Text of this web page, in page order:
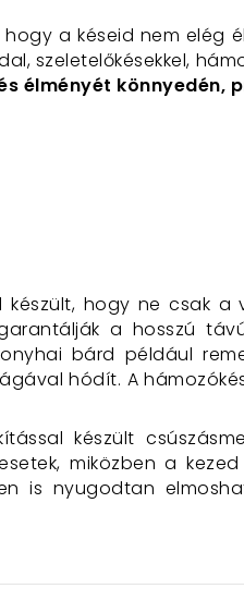
a késeid nem elég
szeletelőkésekkel,
élményét könnyedén,
készült, hogy ne csak
a hosszú
bárd például
hódít. A
készült
miközben a
is nyugodtan